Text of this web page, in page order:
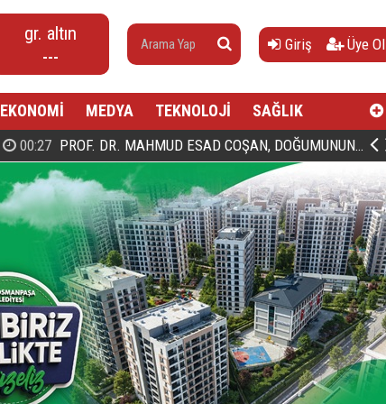
gr. altın
---
Giriş Üye Ol
EKONOMİ MEDYA TEKNOLOJİ SAĞLIK
00:27 PROF. DR. MAHMUD ESAD COŞAN, DOĞUMUNUN HİCRÎ 91. YILINDA ELAZIĞ'DA YÂD EDİLECEK